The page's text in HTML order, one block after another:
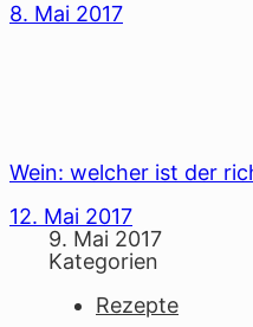
8. Mai 2017
Wein: welcher ist der
12. Mai 2017
9. Mai 2017
Kategorien
Rezepte